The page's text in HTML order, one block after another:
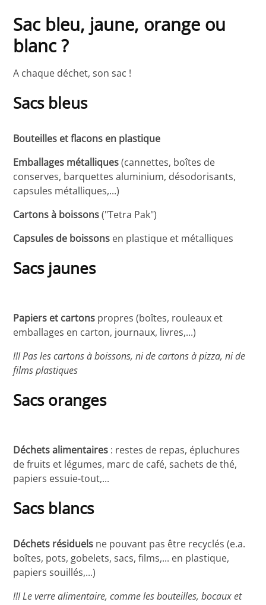
Sac bleu, jaune, orange ou
blanc ?
A chaque déchet, son sac !
Sacs bleus
Bouteilles et flacons en plastique
Emballages métalliques(cannettes, boîtes de
conserves, barquettes aluminium, désodorisants,
capsules métalliques,...)
Cartons à boissons("Tetra Pak")
Capsules de boissons en plastique et métalliques
Sacs jaunes
Papiers et cartons propres (boîtes, rouleaux et
emballages en carton, journaux, livres,...)
!!! Pas les cartons à boissons, ni de cartons à pizza, ni de
films plastiques
Sacs oranges
Déchets alimentaires : restes de repas, épluchures
de fruits et légumes, marc de café, sachets de thé,
papiers essuie-tout,...
Sacs blancs
Déchets résiduels ne pouvant pas être recyclés (e.a.
boîtes, pots, gobelets, sacs, films,... en plastique,
papiers souillés,...)
!!! Le verre alimentaire, comme les bouteilles, bocaux et